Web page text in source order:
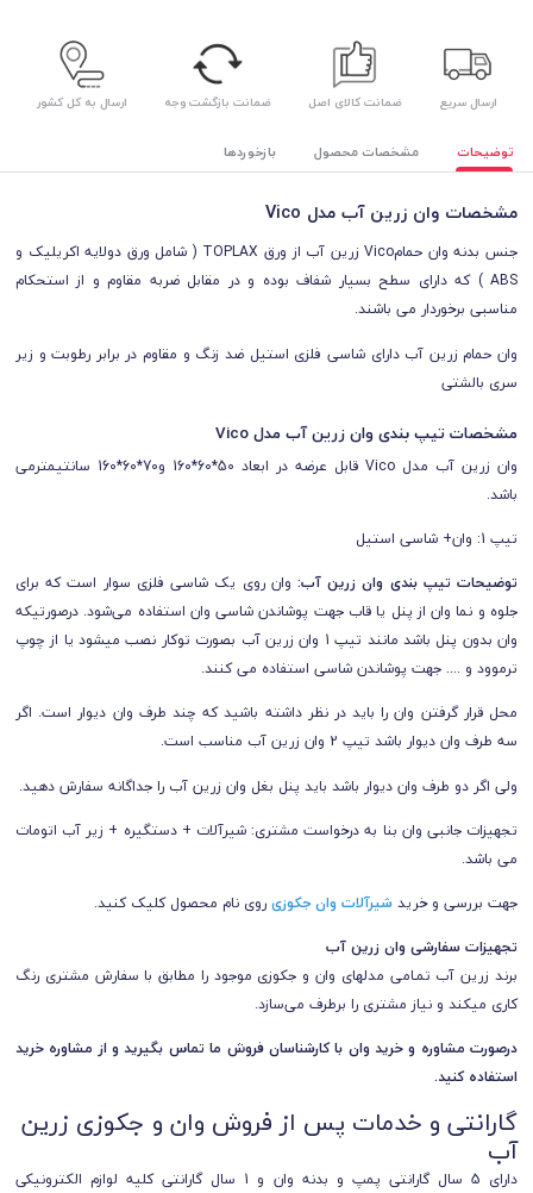
ارسال سریع ضمانت کالای اصل ضمانت بازگشت وجه ارسال به کل کشور
توضیحات مشخصات محصول بازخوردها
مشخصات وان زرین آب مدل Vico
جنس بدنه وان حمامVico
زرین آب از ورق TOPLAX ( شامل ورق دولایه اکریلیک و
ABS ) که دارای سطح بسیار شفاف بوده و در مقابل ضربه مقاوم و از استحکام
مناسبی برخوردار می باشند.
وان حمام زرین آب دارای شاسی فلزی استیل ضد زنگ و مقاوم در برابر رطوبت و زیر
سری بالشتی
مشخصات تیپ بندی وان زرین آب مدل Vico
وان زرین آب مدل Vico قابل عرضه در ابعاد
50*60*160 و70*60*160 سانتیمترمی
باشد.
تیپ 1: وان+ شاسی استیل
توضیحات تیپ بندی وان زرین آب: وان روی یک شاسی فلزی سوار است که برای
جلوه و نما وان از پنل یا قاب جهت پوشاندن شاسی وان استفاده می‌شود. درصورتیکه
وان بدون پنل باشد مانند تیپ 1 وان زرین آب بصورت توکار نصب میشود یا از چوپ
ترموود و .... جهت پوشاندن شاسی استفاده می کنند.
محل قرار گرفتن وان را باید در نظر داشته باشید که چند طرف وان دیوار است. اگر
سه طرف وان دیوار باشد تیپ 2 وان زرین آب مناسب است.
ولی اگر دو طرف وان دیوار باشد باید پنل بغل وان زرین آب را جداگانه سفارش دهید.
تجهیزات جانبی وان بنا به درخواست مشتری: شیرآلات + دستگیره + زیر آب اتومات
می باشد.
جهت بررسی و خریدشیرآلات وان جکوزیروی نام محصول کلیک کنید.
تجهیزات سفارشی وان زرین آب
برند زرین آب تمـامی مدلهای وان و جکوزی موجود را مطابق با سفارش مشتری رنگ
کاری میکند و نیاز مشتری را برطرف می‌سازد.
درصورت مشاوره و خرید وان با کارشناسان فروش ما تماس بگیرید و از مشاوره خرید
استفاده کنید.
گارانتی و خدمات پس از فروش وان و جکوزی زرین
آب
دارای 5 سال گارانتی پمپ و بدنه وان و 1 سال گارانتی کلیه لوازم الکترونیکی